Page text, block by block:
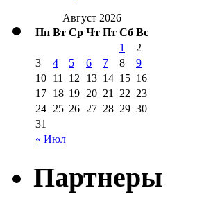
Август 2026
Пн Вт Ср Чт Пт Сб Вс
« Июл
1
2
3
4 5 6 7 8
9
10 11 12 13 14 15 16
17 18 19 20 21 22 23
24 25 26 27 28 29 30
31
Партнеры